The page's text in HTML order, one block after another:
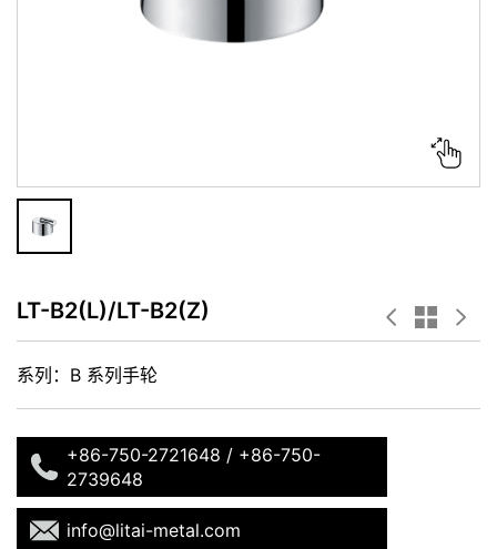
LT-B2(L)/LT-B2(Z)
系列：B 系列手轮
+86-750-2721648 / +86-750-
2739648
info@litai-metal.com